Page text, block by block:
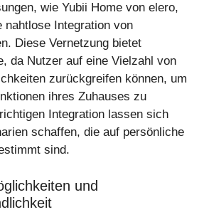
wie Yubii Home von elero,
nahtlose Integration von
Diese Vernetzung bietet
da Nutzer auf eine Vielzahl von
zurückgreifen können, um
ihres Zuhauses zu
Integration lassen sich
schaffen, die auf persönliche
sind.
und